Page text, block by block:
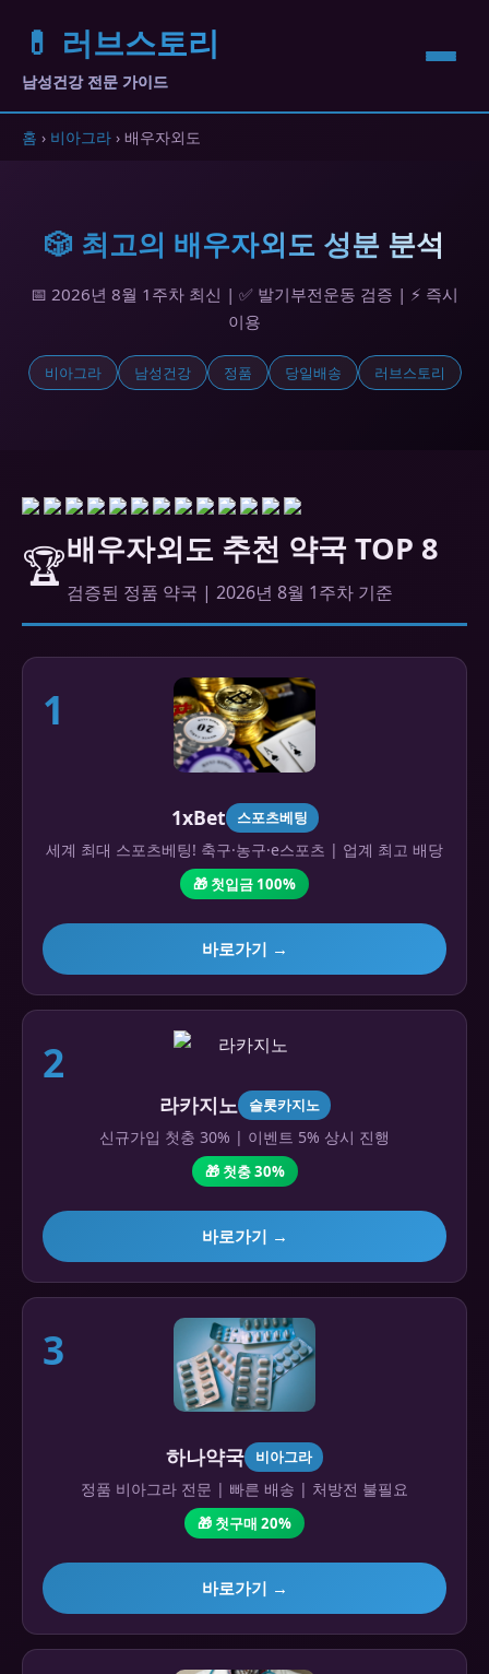
💊 러브스토리
남성건강 전문 가이드
홈 › 비아그라 › 배우자외도
🎲 최고의 배우자외도 성분 분석
📅 2026년 8월 1주차 최신 | ✅ 발기부전운동 검증 | ⚡ 즉시
이용
비아그라 남성건강 정품 당일배송 러브스토리
🏆배우자외도 추천 약국 TOP 8
검증된 정품 약국 | 2026년 8월 1주차 기준
1
1xBet 스포츠베팅
세계 최대 스포츠베팅! 축구·농구·e스포츠 | 업계 최고 배당
🎁 첫입금 100%
바로가기 →
2
라카지노 슬롯카지노
신규가입 첫충 30% | 이벤트 5% 상시 진행
🎁 첫충 30%
바로가기 →
3
하나약국 비아그라
정품 비아그라 전문 | 빠른 배송 | 처방전 불필요
🎁 첫구매 20%
바로가기 →